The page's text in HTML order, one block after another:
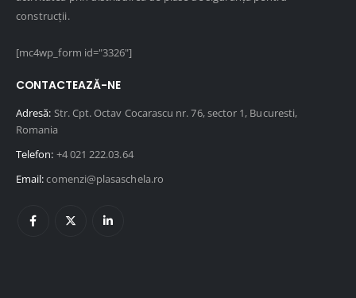
construcții.
[mc4wp_form id="3326"]
CONTACTEAZĂ-NE
Adresă: Str. Cpt. Octav Cocarascu nr. 76, sector 1, Bucuresti,
Romania
Telefon: +4 021 222.03.64
Email:comenzi@plasaschela.ro